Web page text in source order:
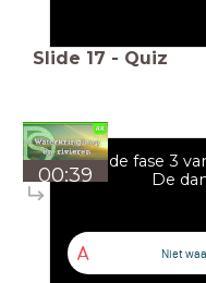
Slide 17 - Quiz
00:39
Bij de fase 3
De
A Niet